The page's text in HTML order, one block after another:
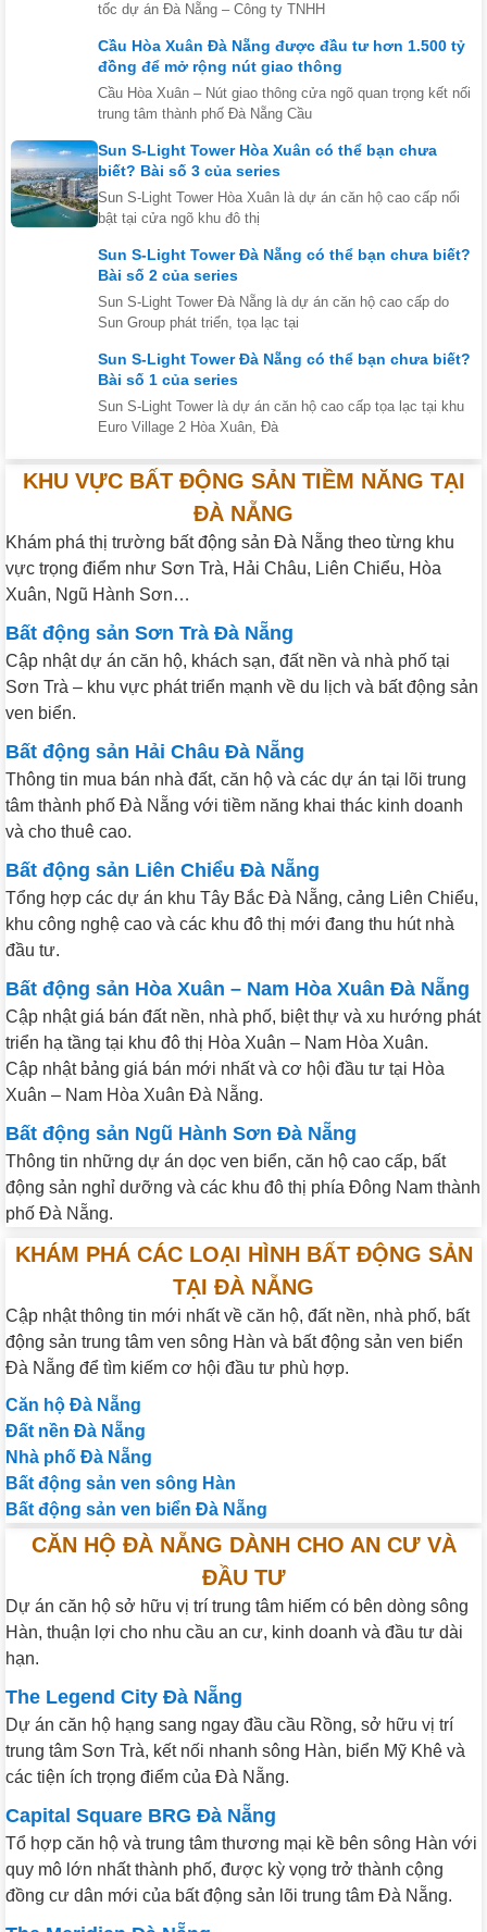
tốc dự án Đà Nẵng – Công ty TNHH
Cầu Hòa Xuân Đà Nẵng được đầu tư hơn 1.500 tỷ
đồng để mở rộng nút giao thông
Cầu Hòa Xuân – Nút giao thông cửa ngõ quan trọng kết nối
trung tâm thành phố Đà Nẵng Cầu
Sun S-Light Tower Hòa Xuân có thể bạn chưa
biết? Bài số 3 của series
Sun S-Light Tower Hòa Xuân là dự án căn hộ cao cấp nổi
bật tại cửa ngõ khu đô thị
Sun S-Light Tower Đà Nẵng có thể bạn chưa biết?
Bài số 2 của series
Sun S-Light Tower Đà Nẵng là dự án căn hộ cao cấp do
Sun Group phát triển, tọa lạc tại
Sun S-Light Tower Đà Nẵng có thể bạn chưa biết?
Bài số 1 của series
Sun S-Light Tower là dự án căn hộ cao cấp tọa lạc tại khu
Euro Village 2 Hòa Xuân, Đà
KHU VỰC BẤT ĐỘNG SẢN TIỀM NĂNG TẠI
ĐÀ NẴNG
Khám phá thị trường bất động sản Đà Nẵng theo từng khu
vực trọng điểm như Sơn Trà, Hải Châu, Liên Chiểu, Hòa
Xuân, Ngũ Hành Sơn…
Bất động sản Sơn Trà Đà Nẵng
Cập nhật dự án căn hộ, khách sạn, đất nền và nhà phố tại
Sơn Trà – khu vực phát triển mạnh về du lịch và bất động sản
ven biển.
Bất động sản Hải Châu Đà Nẵng
Thông tin mua bán nhà đất, căn hộ và các dự án tại lõi trung
tâm thành phố Đà Nẵng với tiềm năng khai thác kinh doanh
và cho thuê cao.
Bất động sản Liên Chiểu Đà Nẵng
Tổng hợp các dự án khu Tây Bắc Đà Nẵng, cảng Liên Chiểu,
khu công nghệ cao và các khu đô thị mới đang thu hút nhà
đầu tư.
Bất động sản Hòa Xuân – Nam Hòa Xuân Đà Nẵng
Cập nhật giá bán đất nền, nhà phố, biệt thự và xu hướng phát
triển hạ tầng tại khu đô thị Hòa Xuân – Nam Hòa Xuân.
Cập nhật bảng giá bán mới nhất và cơ hội đầu tư tại Hòa
Xuân – Nam Hòa Xuân Đà Nẵng.
Bất động sản Ngũ Hành Sơn Đà Nẵng
Thông tin những dự án dọc ven biển, căn hộ cao cấp, bất
động sản nghỉ dưỡng và các khu đô thị phía Đông Nam thành
phố Đà Nẵng.
KHÁM PHÁ CÁC LOẠI HÌNH BẤT ĐỘNG SẢN
TẠI ĐÀ NẴNG
Cập nhật thông tin mới nhất về căn hộ, đất nền, nhà phố, bất
động sản trung tâm ven sông Hàn và bất động sản ven biển
Đà Nẵng để tìm kiếm cơ hội đầu tư phù hợp.
Căn hộ Đà Nẵng
Đất nền Đà Nẵng
Nhà phố Đà Nẵng
Bất động sản ven sông Hàn
Bất động sản ven biển Đà Nẵng
CĂN HỘ ĐÀ NẴNG DÀNH CHO AN CƯ VÀ
ĐẦU TƯ
Dự án căn hộ sở hữu vị trí trung tâm hiếm có bên dòng sông
Hàn, thuận lợi cho nhu cầu an cư, kinh doanh và đầu tư dài
hạn.
The Legend City Đà Nẵng
Dự án căn hộ hạng sang ngay đầu cầu Rồng, sở hữu vị trí
trung tâm Sơn Trà, kết nối nhanh sông Hàn, biển Mỹ Khê và
các tiện ích trọng điểm của Đà Nẵng.
Capital Square BRG Đà Nẵng
Tổ hợp căn hộ và trung tâm thương mại kề bên sông Hàn với
quy mô lớn nhất thành phố, được kỳ vọng trở thành cộng
đồng cư dân mới của bất động sản lõi trung tâm Đà Nẵng.